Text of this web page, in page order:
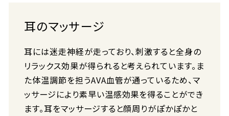
耳のマッサージ
耳には迷走神経が走っており、刺激すると全身の
リラックス効果が得られると考えられています。ま
た体温調節を担うAVA血管が通っているため、マ
ッサージにより素早い温感効果を得ることができ
ます。耳をマッサージすると顔周りがぽかぽかと